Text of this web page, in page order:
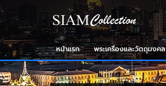
หน้าแรก พระเครื่องและวัตถุมงคล